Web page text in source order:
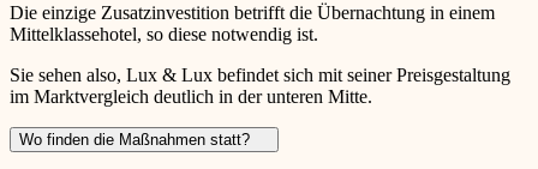
Die einzige Zusatzinvestition betrifft die Übernachtung in einem
Mittelklassehotel, so diese notwendig ist.
Sie sehen also, Lux & Lux befindet sich mit seiner Preisgestaltung
im Marktvergleich deutlich in der unteren Mitte.
Wo finden die Maßnahmen statt?